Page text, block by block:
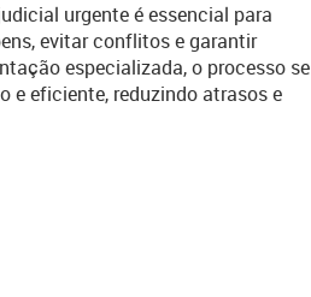
urgente é essencial para
evitar conflitos e garantir
especializada, o processo se
e eficiente, reduzindo atrasos e